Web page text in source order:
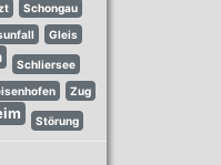
Schongau
Gleis
Schliersee
Zug
Störung